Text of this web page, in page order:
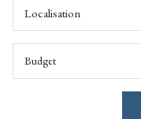
Localisation
Budget